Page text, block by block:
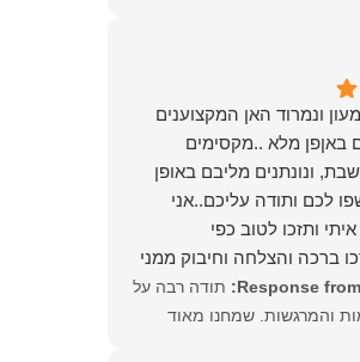
ונמרוד האן המקצוענים
באןפן מלא ..מקסימים
ונונתנים מליבם באופן
לכם ותודה עליכם..אני
ותזכו לטוב כפי
ברכה והצלחה וחיבוק ממני
Response
תודה רבה על
והמרגשות. שמחנו מאוד